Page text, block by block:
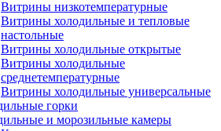
Витрины низкотемпературные
Витрины холодильные и тепловые
настольные
Витрины холодильные открытые
Витрины холодильные
среднетемпературные
Витрины холодильные универсальные
горки
и морозильные камеры